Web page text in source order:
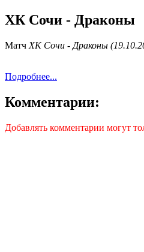
ХК Сочи - Драконы
Матч ХК Сочи - Драконы
Подробнее...
Комментарии:
Добавлять комментарии могут